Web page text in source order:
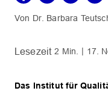
Dr. Barbara
2 Min. 17.
Das Institut für